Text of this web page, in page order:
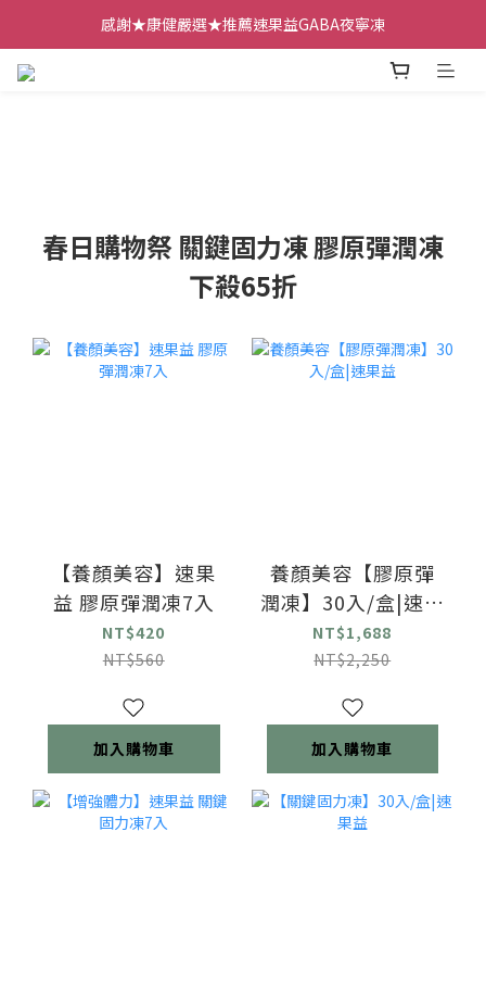
感謝★康健嚴選★推薦速果益GABA夜寧凍
春日購物祭 關鍵固力凍 膠原彈潤凍
下殺65折
【養顏美容】速果
益 膠原彈潤凍7入
NT$420
NT$560
加入購物車
養顏美容【膠原彈
潤凍】30入/盒|速果
益
NT$1,688
NT$2,250
加入購物車